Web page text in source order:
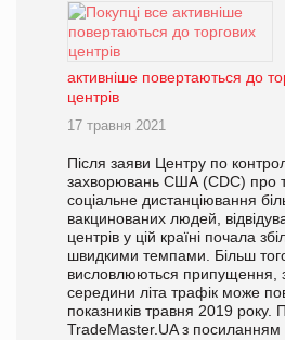
активніше повертаються до
центрів
17 травня 2021
Після заяви Центру по
захворювань США (CDC) про
соціальне дистанціювання
вакцинованих людей,
центрів у цій країні почала
швидкими темпами. Більш
висловлюються припущення,
середини літа трафік може
показників травня 2019 року.
TradeMaster.UA з посиланням